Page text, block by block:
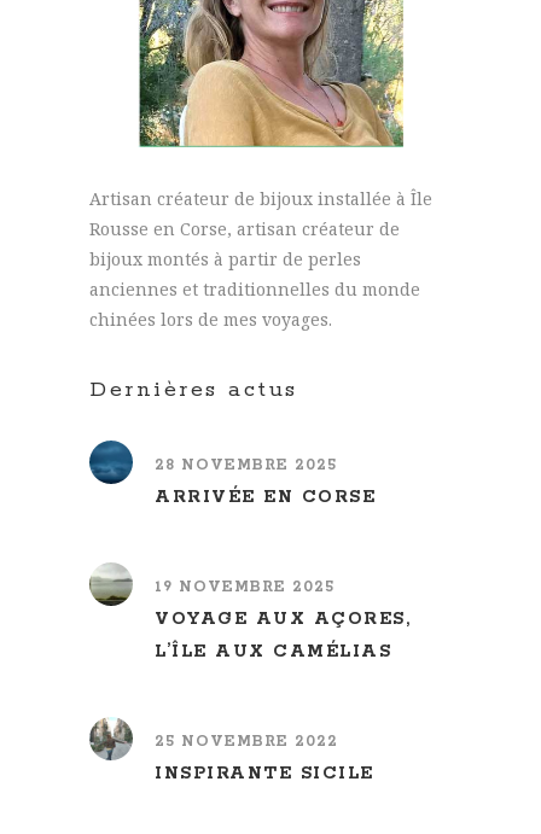
Artisan créateur de bijoux installée à Île
Rousse en Corse, artisan créateur de
bijoux montés à partir de perles
anciennes et traditionnelles du monde
chinées lors de mes voyages.
Dernières actus
28 NOVEMBRE 2025
ARRIVÉE EN CORSE
19 NOVEMBRE 2025
VOYAGE AUX AÇORES,
L’ÎLE AUX CAMÉLIAS
25 NOVEMBRE 2022
INSPIRANTE SICILE